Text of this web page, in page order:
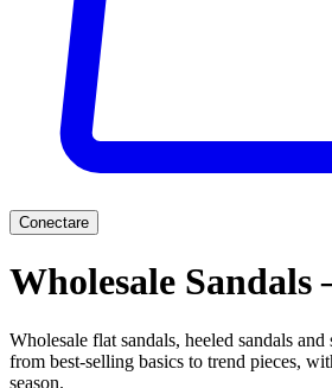
Conectare
Wholesale
Wholesale flat sandals, heeled sandals
from best-selling basics to trend pieces,
season.